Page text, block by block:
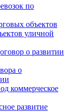
по
объектов
уличной
о развитии
о
коммерческое
развитие